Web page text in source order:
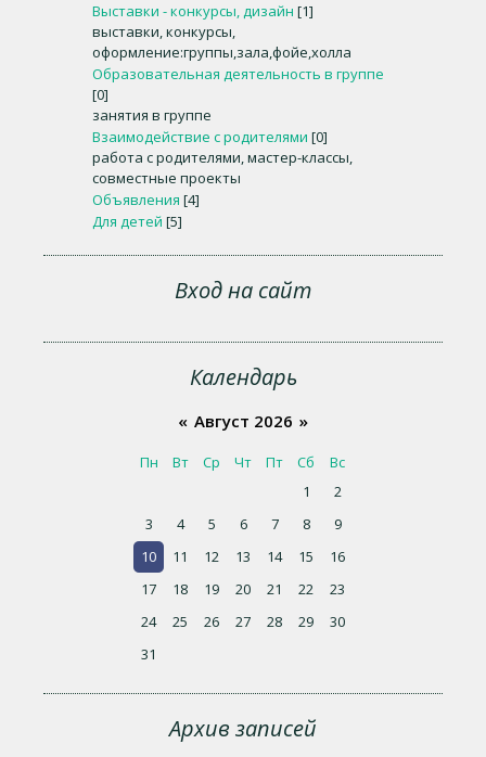
Выставки - конкурсы, дизайн [1]
выставки, конкурсы,
оформление:группы,зала,фойе,холла
Образовательная деятельность в группе
[0]
занятия в группе
Взаимодействие с родителями [0]
работа с родителями, мастер-классы,
совместные проекты
Объявления [4]
Для детей [5]
Вход на сайт
Календарь
« Август 2026 »
Пн Вт Ср Чт Пт Сб
Вс
1
2
3
4 5 6 7 8
9
10
11 12 13 14 15
16
17
18 19 20 21 22
23
24
25 26 27 28 29
30
31
Архив записей